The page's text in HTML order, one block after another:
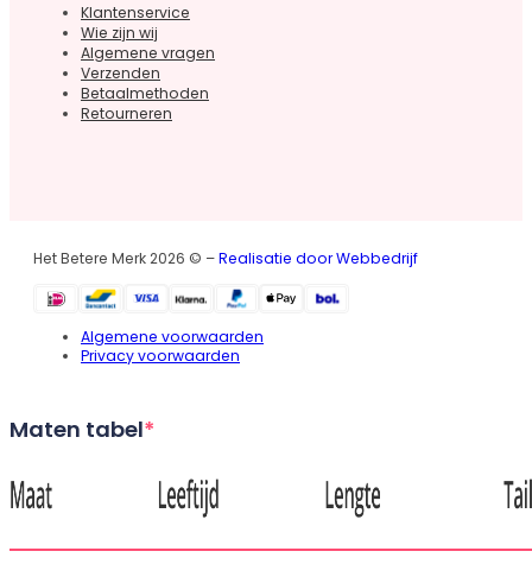
Klantenservice
Wie zijn wij
Algemene vragen
Verzenden
Betaalmethoden
Retourneren
Het Betere Merk 2026 © –Realisatie door Webbedrijf
Algemene voorwaarden
Privacy voorwaarden
Maten tabel*